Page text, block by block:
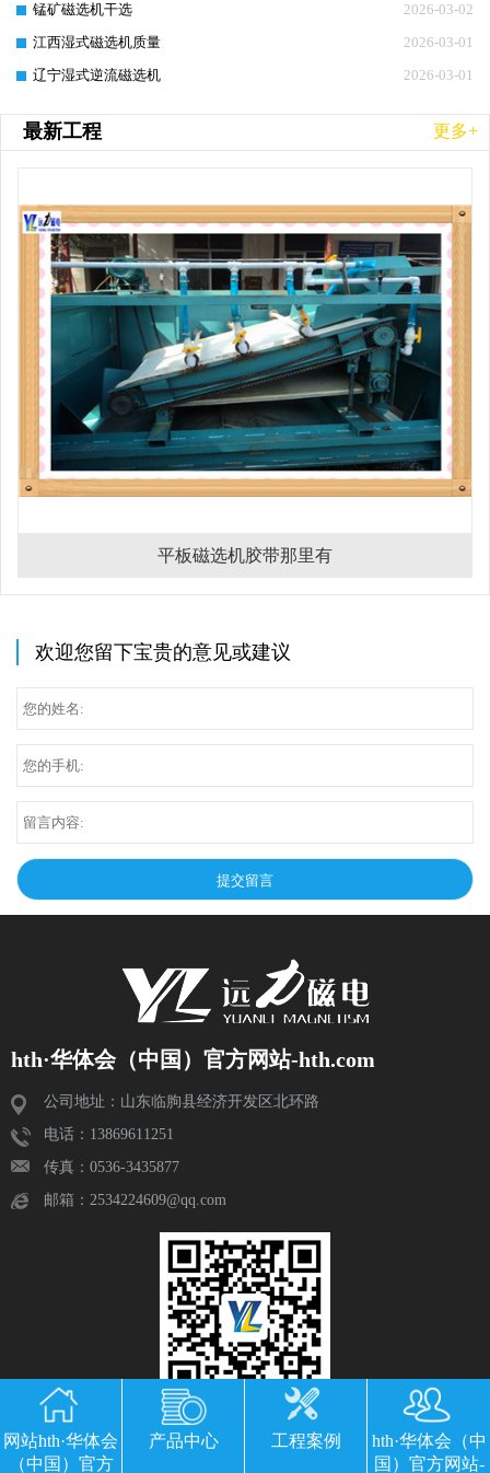
2026-03-02
锰矿磁选机干选
2026-03-01
江西湿式磁选机质量
2026-03-01
辽宁湿式逆流磁选机
最新工程 更多+
平板磁选机胶带那里有
欢迎您留下宝贵的意见或建议
hth·华体会（中国）官方网站-hth.com
公司地址：山东临朐县经济开发区北环路
电话：13869611251
传真：0536-3435877
邮箱：2534224609@qq.com
网站hth·华体会
（中国）官方
产品中心 工程案例
hth·华体会（中
国）官方网站-